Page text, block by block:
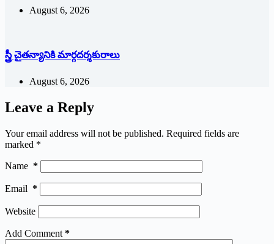
August 6, 2026
స్త్రీ చైతన్యానికి మార్గదర్శకురాలు
August 6, 2026
Leave a Reply
Your email address will not be published. Required fields are
marked *
Name *
Email *
Website
Add Comment *